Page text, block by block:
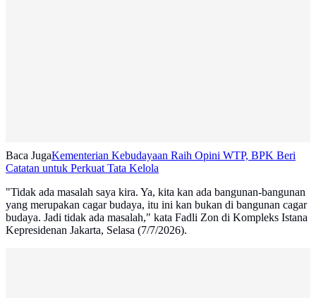
Baca JugaKementerian Kebudayaan Raih Opini WTP, BPK Beri
Catatan untuk Perkuat Tata Kelola
"Tidak ada masalah saya kira. Ya, kita kan ada bangunan-bangunan
yang merupakan cagar budaya, itu ini kan bukan di bangunan cagar
budaya. Jadi tidak ada masalah," kata Fadli Zon di Kompleks Istana
Kepresidenan Jakarta, Selasa (7/7/2026).